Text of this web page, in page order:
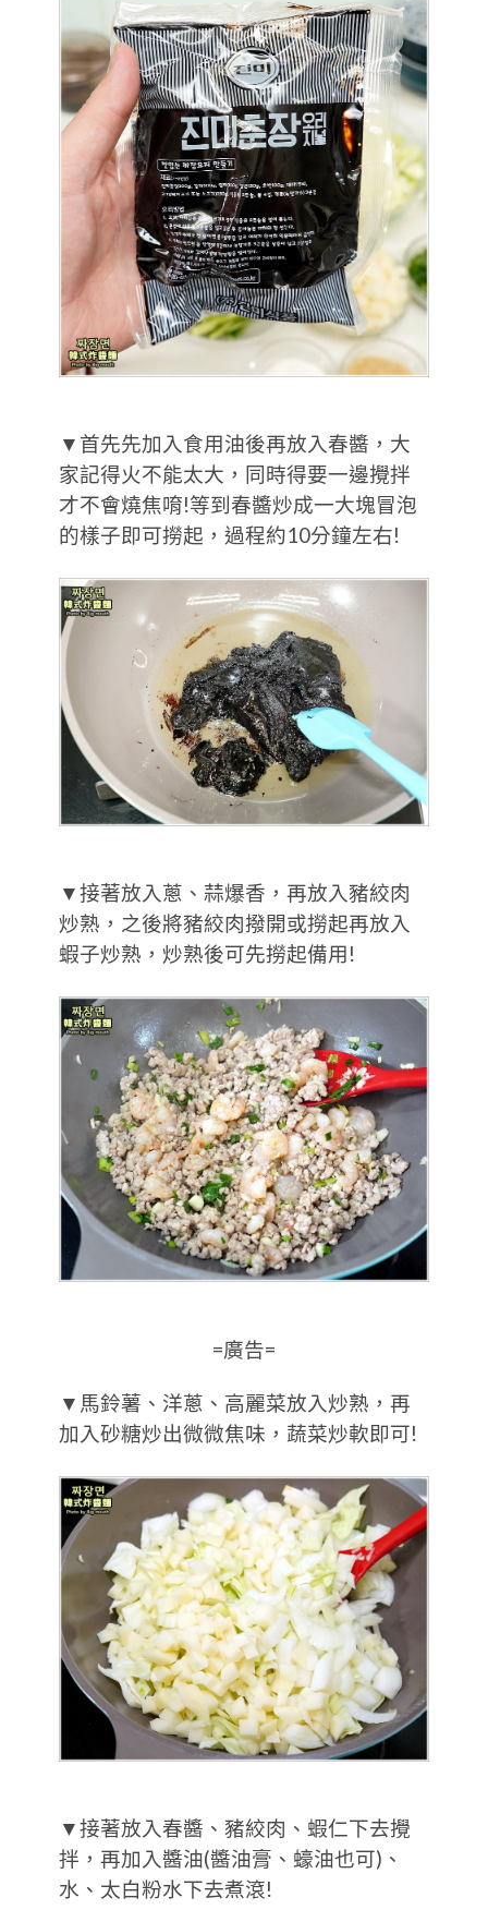
▼首先先加入食用油後再放入春醬，大
家記得火不能太大，同時得要一邊攪拌
才不會燒焦唷!等到春醬炒成一大塊冒泡
的樣子即可撈起，過程約10分鐘左右!
▼接著放入蔥、蒜爆香，再放入豬絞肉
炒熟，之後將豬絞肉撥開或撈起再放入
蝦子炒熟，炒熟後可先撈起備用!
=廣告=
▼馬鈴薯、洋蔥、高麗菜放入炒熟，再
加入砂糖炒出微微焦味，蔬菜炒軟即可!
▼接著放入春醬、豬絞肉、蝦仁下去攪
拌，再加入醬油(醬油膏、蠔油也可)、
水、太白粉水下去煮滾!